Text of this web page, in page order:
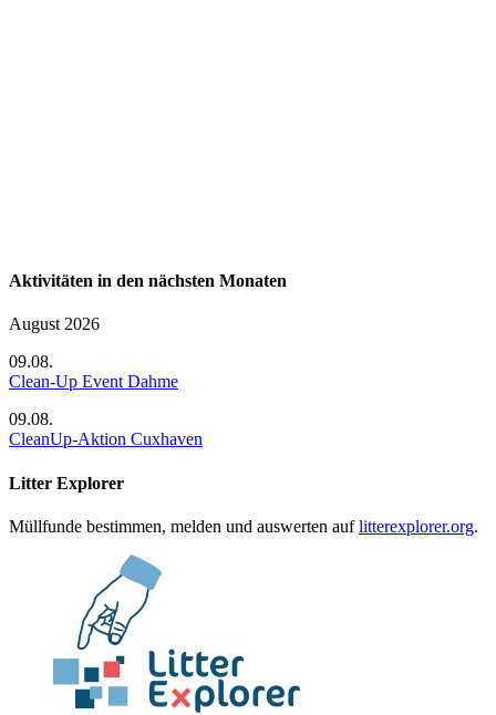
Aktivitäten in den nächsten Monaten
August 2026
09.08.
Clean-Up Event Dahme
09.08.
CleanUp-Aktion Cuxhaven
Litter Explorer
Müllfunde bestimmen, melden und auswerten auflitterexplorer.org.